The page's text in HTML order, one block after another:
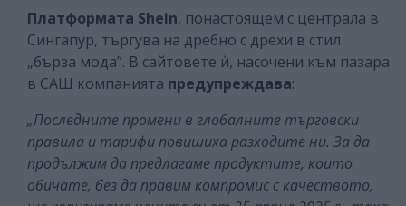
Платформата Shein, понастоящем с централа в
Сингапур, търгува на дребно с дрехи в стил
„бърза мода”. В сайтовете ѝ, насочени към пазара
в САЩ компанията предупреждава:
„Последните промени в глобалните търговски
правила и тарифи повишиха разходите ни. За да
продължим да предлагаме продуктите, които
обичате, без да правим компромис с качеството,